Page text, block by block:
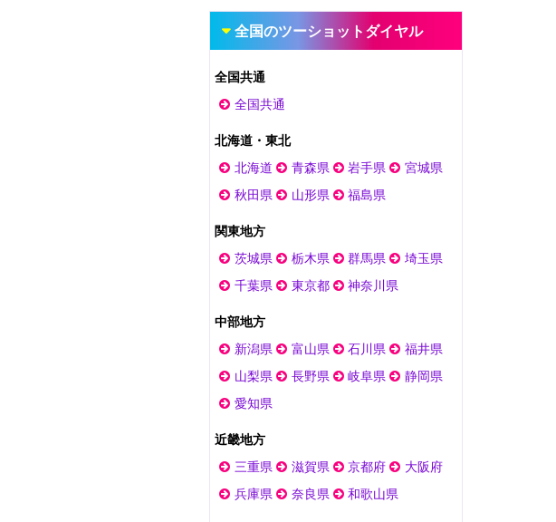
全国のツーショットダイヤル
全国共通
全国共通
北海道・東北
北海道
青森県 岩手県
宮城県
秋田県
山形県 福島県
関東地方
茨城県
栃木県 群馬県
埼玉県
千葉県
東京都 神奈川県
中部地方
新潟県
富山県 石川県
福井県
山梨県
長野県 岐阜県
静岡県
愛知県
近畿地方
三重県
滋賀県 京都府
大阪府
兵庫県
奈良県 和歌山県